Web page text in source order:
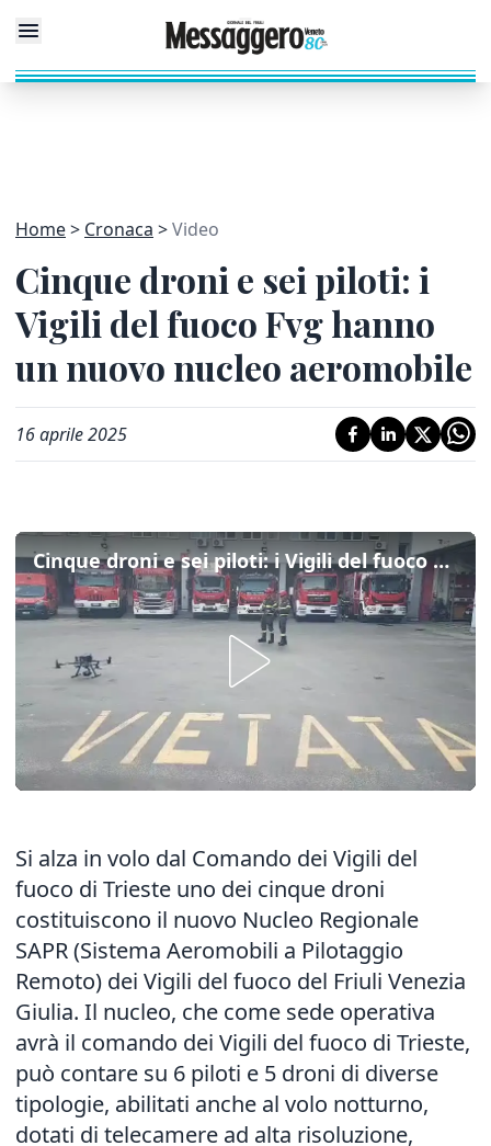
Home Cronaca Video
Cinque droni e sei piloti: i
Vigili del fuoco Fvg hanno
un nuovo nucleo aeromobile
16 aprile 2025
Cinque droni e sei piloti: i Vigili del fuoco Fvg hanno un nuovo nucleo aeromobile
Si alza in volo dal Comando dei Vigili del
fuoco di Trieste uno dei cinque droni
costituiscono il nuovo Nucleo Regionale
SAPR (Sistema Aeromobili a Pilotaggio
Remoto) dei Vigili del fuoco del Friuli Venezia
Giulia. Il nucleo, che come sede operativa
avrà il comando dei Vigili del fuoco di Trieste,
può contare su 6 piloti e 5 droni di diverse
tipologie, abilitati anche al volo notturno,
dotati di telecamere ad alta risoluzione,